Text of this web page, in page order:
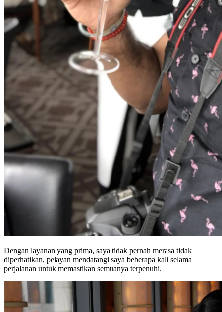
Dengan layanan yang prima, saya tidak pernah merasa tidak
diperhatikan, pelayan mendatangi saya beberapa kali selama
perjalanan untuk memastikan semuanya terpenuhi.